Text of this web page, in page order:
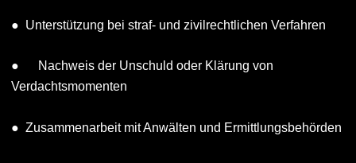
● Unterstützung bei straf- und zivilrechtlichen Verfahren
● Nachweis der Unschuld oder Klärung von
Verdachtsmomenten
● Zusammenarbeit mit Anwälten und Ermittlungsbehörden